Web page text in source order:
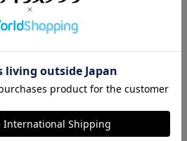
が楽なシームレスブラジャーです♪
きりシルエット♪
ザインは、気分を上げランジェリ
くれます。
もっと見る
更する場合がございます。あらか